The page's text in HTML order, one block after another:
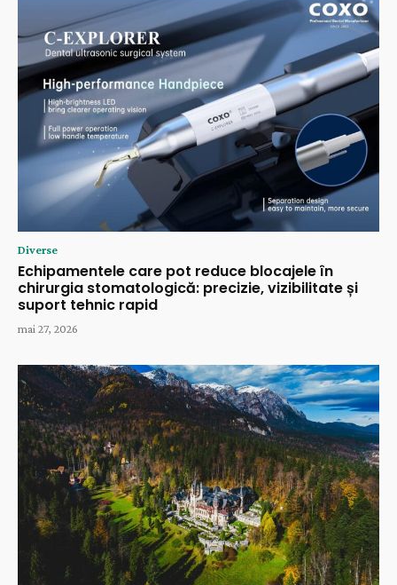
Diverse
Echipamentele care pot reduce blocajele în
chirurgia stomatologică: precizie, vizibilitate și
suport tehnic rapid
mai 27, 2026